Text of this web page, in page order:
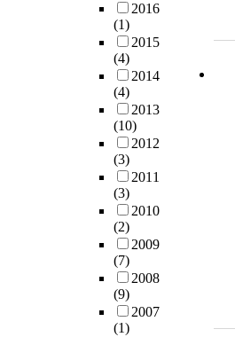
2016
(1)
2015
(4)
2014
(4)
2013
(10)
2012
(3)
2011
(3)
2010
(2)
2009
(7)
2008
(9)
2007
(1)